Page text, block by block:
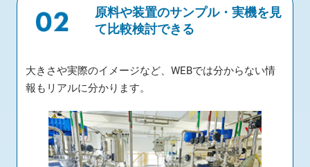
原料や装置のサンプル・実機を見
て比較検討できる
大きさや実際のイメージなど、WEBでは分からない情
報もリアルに分かります。